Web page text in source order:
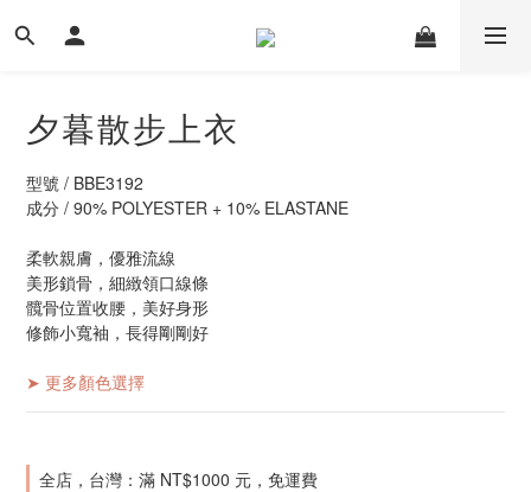
夕暮散步上衣
型號 / BBE3192
成分 / 90% POLYESTER + 10% ELASTANE
柔軟親膚，優雅流線
美形鎖骨，細緻領口線條
髖骨位置收腰，美好身形
修飾小寬袖，長得剛剛好
➤ 更多顏色選擇
全店，台灣：滿 NT$1000 元，免運費